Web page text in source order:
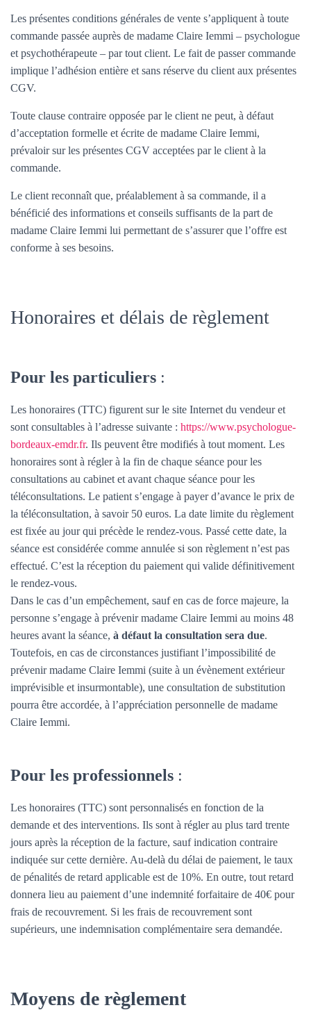
Les présentes conditions générales de vente s’appliquent à toute
commande passée auprès de madame Claire Iemmi – psychologue
et psychothérapeute – par tout client. Le fait de passer commande
implique l’adhésion entière et sans réserve du client aux présentes
CGV.
Toute clause contraire opposée par le client ne peut, à défaut
d’acceptation formelle et écrite de madame Claire Iemmi,
prévaloir sur les présentes CGV acceptées par le client à la
commande.
Le client reconnaît que, préalablement à sa commande, il a
bénéficié des informations et conseils suffisants de la part de
madame Claire Iemmi lui permettant de s’assurer que l’offre est
conforme à ses besoins.
Honoraires et délais de règlement
Pour les particuliers :
Les honoraires (TTC) figurent sur le site Internet du vendeur et
sont consultables à l’adresse suivante : https://www.psychologue-
bordeaux-emdr.fr. Ils peuvent être modifiés à tout moment. Les
honoraires sont à régler à la fin de chaque séance pour les
consultations au cabinet et avant chaque séance pour les
téléconsultations. Le patient s’engage à payer d’avance le prix de
la téléconsultation, à savoir 50 euros. La date limite du règlement
est fixée au jour qui précède le rendez-vous. Passé cette date, la
séance est considérée comme annulée si son règlement n’est pas
effectué. C’est la réception du paiement qui valide définitivement
le rendez-vous.
Dans le cas d’un empêchement, sauf en cas de force majeure, la
personne s’engage à prévenir madame Claire Iemmi au moins 48
heures avant la séance, à défaut la consultation sera due.
Toutefois, en cas de circonstances justifiant l’impossibilité de
prévenir madame Claire Iemmi (suite à un évènement extérieur
imprévisible et insurmontable), une consultation de substitution
pourra être accordée, à l’appréciation personnelle de madame
Claire Iemmi.
Pour les professionnels :
Les honoraires (TTC) sont personnalisés en fonction de la
demande et des interventions. Ils sont à régler au plus tard trente
jours après la réception de la facture, sauf indication contraire
indiquée sur cette dernière. Au-delà du délai de paiement, le taux
de pénalités de retard applicable est de 10%. En outre, tout retard
donnera lieu au paiement d’une indemnité forfaitaire de 40€ pour
frais de recouvrement. Si les frais de recouvrement sont
supérieurs, une indemnisation complémentaire sera demandée.
Moyens de règlement